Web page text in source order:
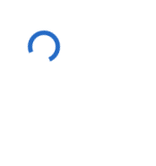
Φόρτωση...